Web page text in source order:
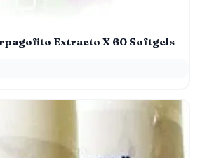
Extracto X 60 Softgels